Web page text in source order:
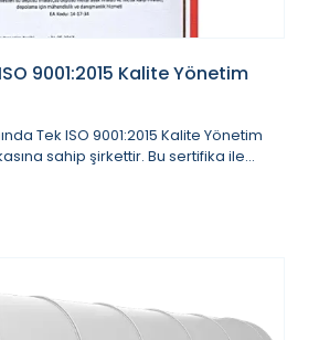
9001:2015 Kalite Yönetim
Tek ISO 9001:2015 Kalite Yönetim
sahip şirkettir. Bu sertifika ile